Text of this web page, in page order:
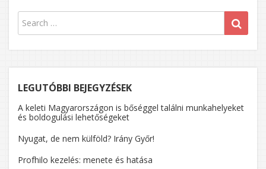
LEGUTÓBBI BEJEGYZÉSEK
A keleti Magyarországon is bőséggel találni munkahelyeket
és boldogulási lehetőségeket
Nyugat, de nem külföld? Irány Győr!
Profhilo kezelés: menete és hatása